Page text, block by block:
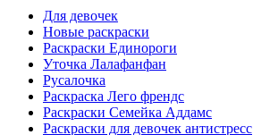
Для девочек
Новые раскраски
Раскраски Единороги
Уточка Лалафанфан
Русалочка
Раскраска Лего френдс
Раскраски Семейка Аддамс
Раскраски для девочек антистресс